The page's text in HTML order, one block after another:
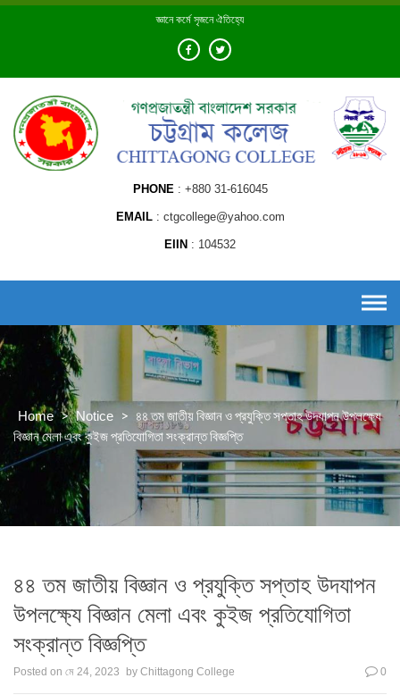
Skip
জ্ঞানে কর্মে সৃজনে ঐতিহ্যে
PHONE +880 31-616045
EMAIL ctgcollege@yahoo.com
EIIN 104532
Home > Notice > ৪৪ তম জাতীয় বিজ্ঞান ও প্রযুক্তি সপ্তাহ উদযাপন উপলক্ষ্যে
বিজ্ঞান মেলা এবং কুইজ প্রতিযোগিতা সংক্রান্ত বিজ্ঞপ্তি
৪৪ তম জাতীয় বিজ্ঞান ও প্রযুক্তি সপ্তাহ উদযাপন
উপলক্ষ্যে বিজ্ঞান মেলা এবং কুইজ প্রতিযোগিতা
সংক্রান্ত বিজ্ঞপ্তি
Posted on মে 24, 2023 by Chittagong College 0